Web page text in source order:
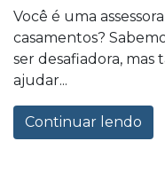
Você é uma
casamentos?
ser desafiadora,
ajudar...
Continuar lendo